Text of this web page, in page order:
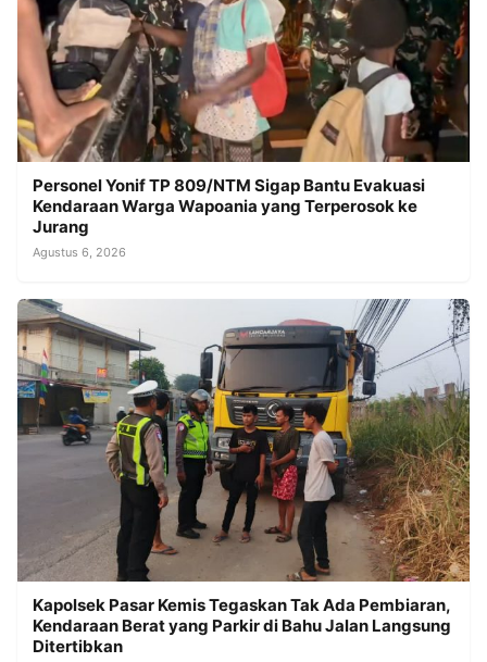
Personel Yonif TP 809/NTM Sigap Bantu Evakuasi
Kendaraan Warga Wapoania yang Terperosok ke
Jurang
Agustus 6, 2026
Kapolsek Pasar Kemis Tegaskan Tak Ada Pembiaran,
Kendaraan Berat yang Parkir di Bahu Jalan Langsung
Ditertibkan